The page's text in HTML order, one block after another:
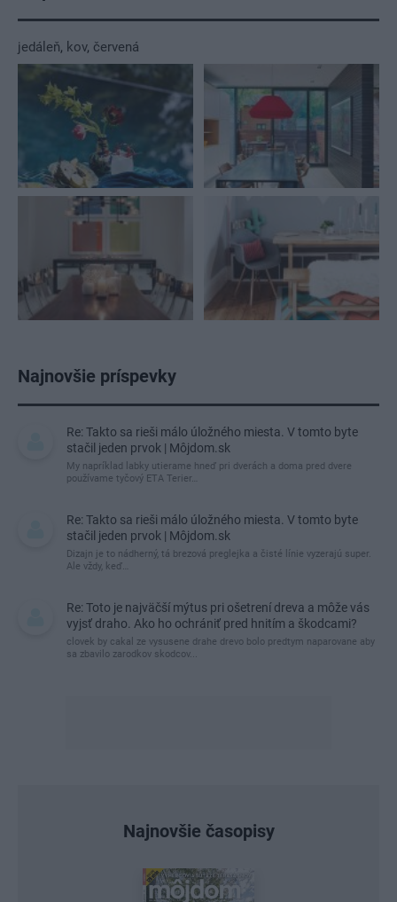
jedáleň, kov, červená
Najnovšie príspevky
Re: Takto sa rieši málo úložného miesta. V tomto byte
stačil jeden prvok | Môjdom.sk
My napríklad labky utierame hneď pri dverách a doma pred dvere
používame tyčový ETA Terier…
Re: Takto sa rieši málo úložného miesta. V tomto byte
stačil jeden prvok | Môjdom.sk
Dizajn je to nádherný, tá brezová preglejka a čisté línie vyzerajú super.
Ale vždy, keď…
Re: Toto je najväčší mýtus pri ošetrení dreva a môže vás
vyjsť draho. Ako ho ochrániť pred hnitím a škodcami?
clovek by cakal ze vysusene drahe drevo bolo predtym naparovane aby
sa zbavilo zarodkov skodcov...
Najnovšie časopisy